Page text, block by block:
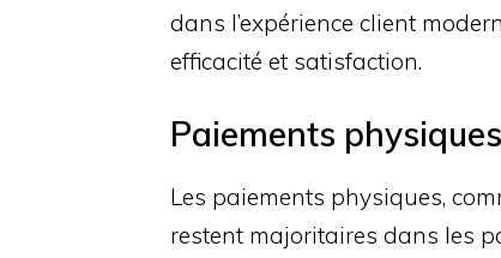
dans l’expérience client
efficacité et satisfaction.
Paiements physiques
Les paiements physiques,
restent majoritaires dans les